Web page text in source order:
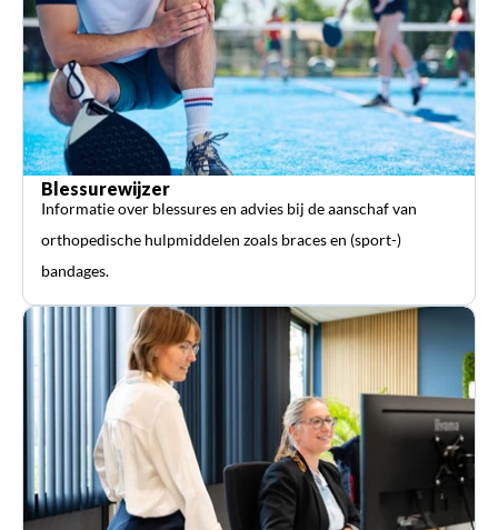
Blessurewijzer
Informatie over blessures en advies bij de aanschaf van
orthopedische hulpmiddelen zoals braces en (sport-)
bandages.